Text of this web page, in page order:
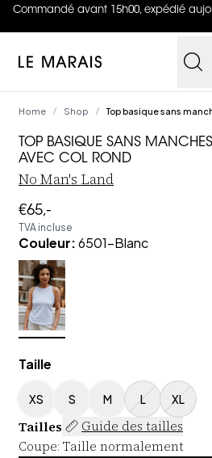
Commandé avant 15h00, expédié
4.8 sur 5 ( 42 Avis)
Le Marais
Home / Shop /
TOP BASIQUE SANS
AVEC COL ROND
No Man's Land
€65,-
TVA incluse
Couleur:6501-Blanc
Taille
XS S M L XL
Tailles
Guide des tailles
Coupe: Taille normalement